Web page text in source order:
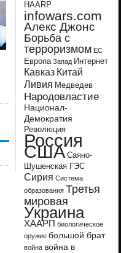
HAARP
infowars.com
Алекс Джонс
Борьба с
терроризмом ЕС
Европа Запад Интернет
Кавказ Китай
Ливия Медведев
Народовластие
Национал-
Демократия
Революция
Россия
США Саяно-
Шушенская ГЭС
Сирия Система
образования Третья
мировая
Украина
ХААРП биологическое
оружие большой брат
война война в